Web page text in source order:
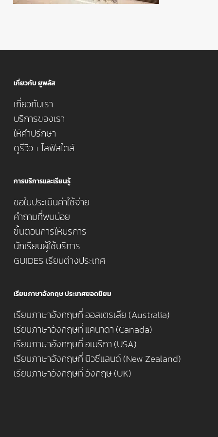
เกี่ยวกับ ยูพลัส
เกี่ยวกับเรา
บริการของเรา
ให้คำปรึกษา
ดูรีวิว + ไลฟ์สไตล์
การบริการและเรียนรู้
ขอใบประเมินค่าใช้จ่าย
คำถามที่พบบ่อย
ขั้นตอนการให้บริการ
นักเรียนผู้ใช้บริการ
GUIDES เรียนต่างประเทศ
เรียนภาษาอังกฤษ ประเทศยอดนิยม
เรียนภาษาอังกฤษที่ ออสเตรเลีย (Australia)
เรียนภาษาอังกฤษที่ แคนาดา (Canada)
เรียนภาษาอังกฤษที่ อเมริกา (USA)
เรียนภาษาอังกฤษที่ นิวซีแลนด์ (New Zealand)
เรียนภาษาอังกฤษที่ อังกฤษ (UK)